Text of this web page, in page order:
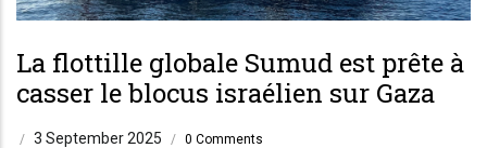
La flottille globale Sumud est prête à
casser le blocus israélien sur Gaza
/ 3 September 2025 / 0 Comments